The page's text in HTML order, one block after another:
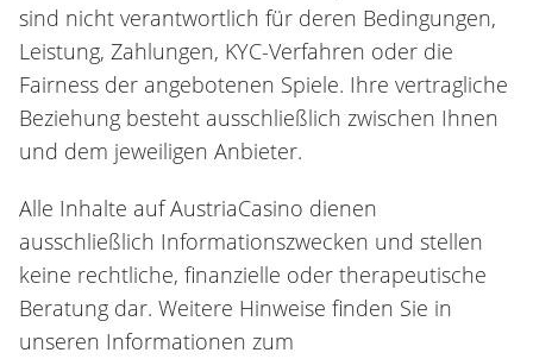
sind nicht verantwortlich für deren Bedingungen,
Leistung, Zahlungen, KYC-Verfahren oder die
Fairness der angebotenen Spiele. Ihre vertragliche
Beziehung besteht ausschließlich zwischen Ihnen
und dem jeweiligen Anbieter.
Alle Inhalte auf AustriaCasino dienen
ausschließlich Informationszwecken und stellen
keine rechtliche, finanzielle oder therapeutische
Beratung dar. Weitere Hinweise finden Sie in
unseren Informationen zum